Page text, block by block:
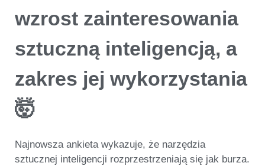
wzrost zainteresowania
sztuczną inteligencją, a
zakres jej wykorzystania
🤯
Najnowsza ankieta wykazuje, że narzędzia
sztucznej inteligencji rozprzestrzeniają się jak burza.